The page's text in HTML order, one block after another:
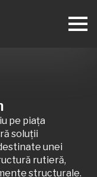
pe piața
soluții
unei
rutieră,
structurale.